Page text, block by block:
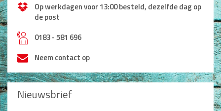
Op werkdagen voor 13:00 besteld, dezelfde dag op
de post
h0183 - 581 696
Neem contact op
Nieuwsbrief